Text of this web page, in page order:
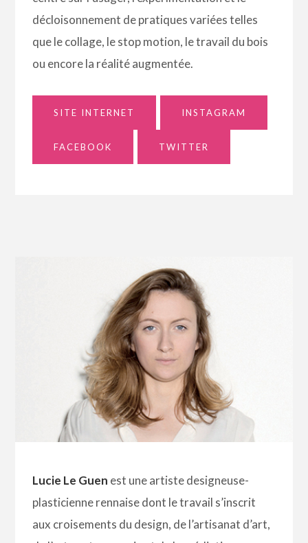
décloisonnement de pratiques variées telles
que le collage, le stop motion, le travail du bois
ou encore la réalité augmentée.
SITE INTERNET INSTAGRAM
FACEBOOK TWITTER
Lucie Le Guen est une artiste designeuse-
plasticienne rennaise dont le travail s’inscrit
aux croisements du design, de l’artisanat d’art,